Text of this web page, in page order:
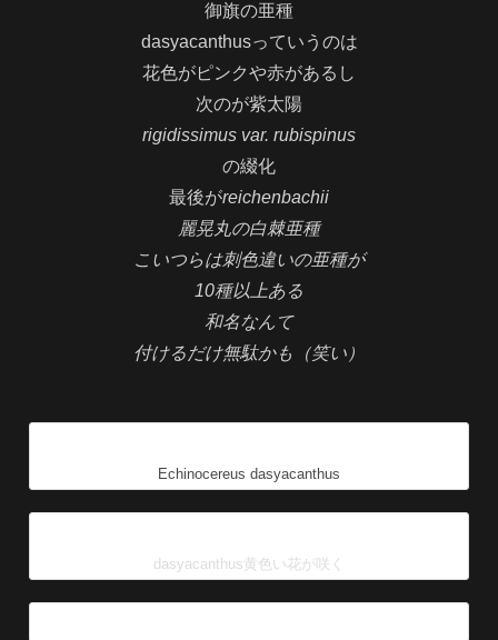
御旗の亜種
dasyacanthusっていうのは
花色がピンクや赤があるし
次のが紫太陽
rigidissimus var. rubispinus
の綴化
最後がreichenbachii
麗晃丸の白棘亜種
こいつらは刺色違いの亜種が
10種以上ある
和名なんて
付けるだけ無駄かも（笑い）
Echinocereus dasyacanthus
dasyacanthus黄色い花が咲く